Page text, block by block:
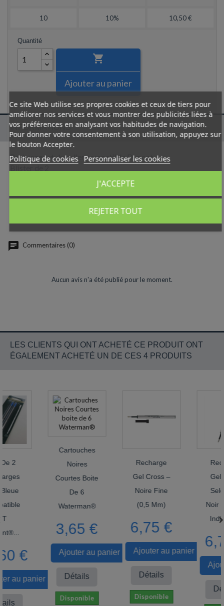
10 10% 10,50 €
Quantité

Ajouter au panier
INFORMATIONS
Recharges stylo roller compatible Dupont
Commentaires (0)
Aucun avis n'a été publié pour le moment.
LES CLIENTS QUI ONT ACHETÉ CE PRODUIT ONT
ÉGALEMENT ACHETÉ UN DE CES 4 PRODUITS
€
panier
Cartouches
Noires
Courtes Boite
De 6
Waterman®
3,65 €
Ajouter au panier
Détails
Disponible
Recharge
Gel Cross –
Noire Fine
(0,5 Mm)
6,75 €
Ajouter au panier
Détails
Disponible
Gel
Noir
Ce site Web utilise ses propres cookies et ceux de tiers pour
améliorer nos services et vous montrer des publicités liées à
vos préférences en analysant vos habitudes de navigation.
Pour donner votre consentement à son utilisation, appuyez sur
le bouton Accepter.
Politique de cookies Personnaliser les cookies
REJETER TOUT
J'ACCEPTE